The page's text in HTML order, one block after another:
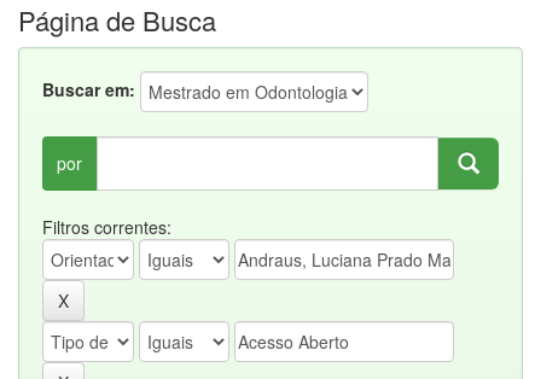
Página de Busca
Buscar em:
por
Filtros correntes: